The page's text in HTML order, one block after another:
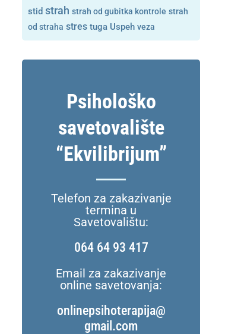
stid strah strah od gubitka kontrole strah
od straha stres tuga Uspeh veza
Psihološko
savetovalište
“Ekvilibrijum”
Telefon za zakazivanje
termina u
Savetovalištu:
064 64 93 417
Email za zakazivanje
online savetovanja:
onlinepsihoterapija@
gmail.com